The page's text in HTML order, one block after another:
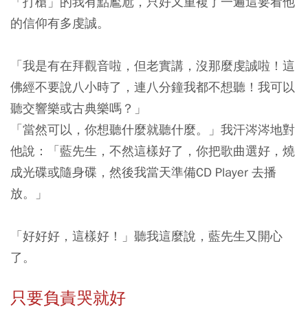
的信仰有多虔誠。
「我是有在拜觀音啦，但老實講，沒那麼虔誠啦！這
佛經不要說八小時了，連八分鐘我都不想聽！我可以
聽交響樂或古典樂嗎？」
「當然可以，你想聽什麼就聽什麼。」我汗涔涔地對
他說：「藍先生，不然這樣好了，你把歌曲選好，燒
成光碟或隨身碟，然後我當天準備CD Player 去播
放。」
「好好好，這樣好！」聽我這麼說，藍先生又開心
了。
只要負責哭就好